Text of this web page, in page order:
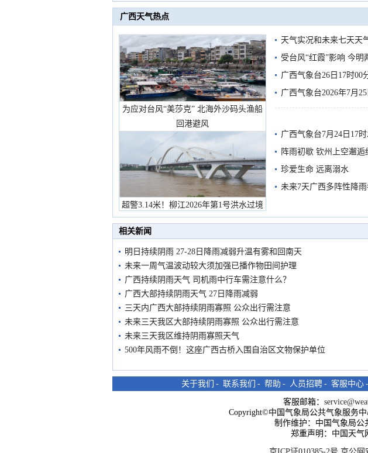
广西天气热点
为应对台风“美莎克” 北海外沙码头渔船
回港避风
超警3.14米！柳江2026年第1号洪水过境
市民在堤岸见证汛况
天气实况和未来七天天
受台风“红霞”影响 今
有较强降雨
广西气象台26日17时00
广西气象台2026年7月
预警
广西气象台7月24日17
阵雨初歇 钦州上空邂逅
珍爱生命 远离溺水
未来7天广西多阵性降
相关新闻
明日持续阴雨 27-28日降雨减弱升温有雾和回南天
未来一周气温波动较大须加强已播作物田间护理
广西持续阴雨天气 司机雨中行车需注意什么？
广西大部持续阴雨天气 27日降雨减弱
三天内广西大部持续阴雨寡照 公众出行需注意
未来三天我区大部持续阴雨寡照 公众出行需注意
未来三天我区维持阴雨寡照天气
500年风雨不倒！这座广西古桥入围自治区文物保护单位
关于我们 - 联系我们 - 帮助 - 人员招聘 - 客服中心 -
客服邮箱：
Copyright©中国气象局公共气象服务中
制作维护：中国气象局公
郑重声明：中国天气